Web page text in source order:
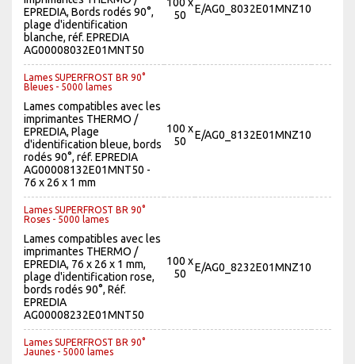
EPREDIA, Bords rodés 90°,
plage d'identification
blanche, réf. EPREDIA
AG00008032E01MNT50
50
E/AG0_8032E01MNZ10
Lames SUPERFROST BR 90°
Bleues - 5000 lames
Lames compatibles avec les
imprimantes THERMO /
EPREDIA, Plage
d'identification bleue, bords
rodés 90°, réf. EPREDIA
AG00008132E01MNT50 -
76 x 26 x 1 mm
100 x
50
E/AG0_8132E01MNZ10
Lames SUPERFROST BR 90°
Roses - 5000 lames
Lames compatibles avec les
imprimantes THERMO /
EPREDIA, 76 x 26 x 1 mm,
plage d'identification rose,
bords rodés 90°, Réf.
EPREDIA
AG00008232E01MNT50
100 x
50
E/AG0_8232E01MNZ10
Lames SUPERFROST BR 90°
Jaunes - 5000 lames